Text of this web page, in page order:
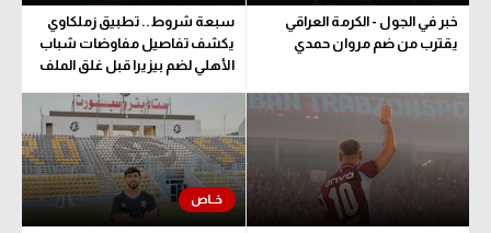
خبر في الجول - الكرمة العراقي
يقترب من ضم مروان حمدي
سبعة شروط.. تطبيق زملكاوي
يكشف تفاصيل مفاوضات شباب
الأهلي لضم بيزيرا قبل غلق الملف